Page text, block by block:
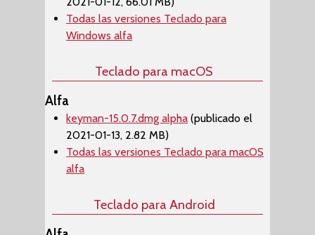
Todas las versiones Teclado para
Windows alfa
Teclado para macOS
Alfa
keyman-15.0.7.dmg alpha (publicado el
2021-01-13, 2.82 MB)
Todas las versiones Teclado para macOS
alfa
Teclado para Android